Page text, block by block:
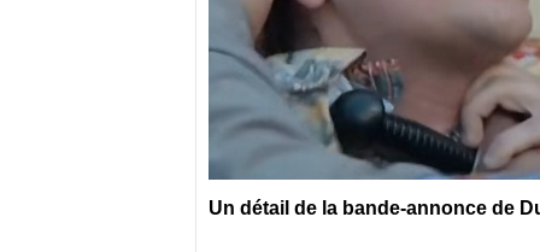
Un détail de la bande-annonce de